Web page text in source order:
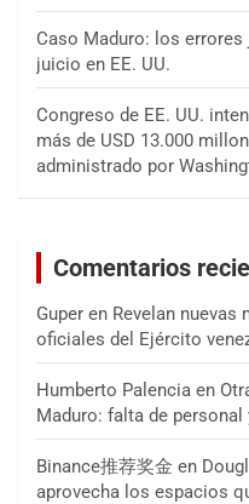
Caso Maduro: los
juicio en EE. UU.
Congreso de EE. UU.
más de USD 13.000
administrado por
Comentarios
Guper en Revelan nuevas
oficiales del Ejército
Humberto Palencia en
Maduro: falta de
Binance推荐奖金 en
aprovecha los espacios